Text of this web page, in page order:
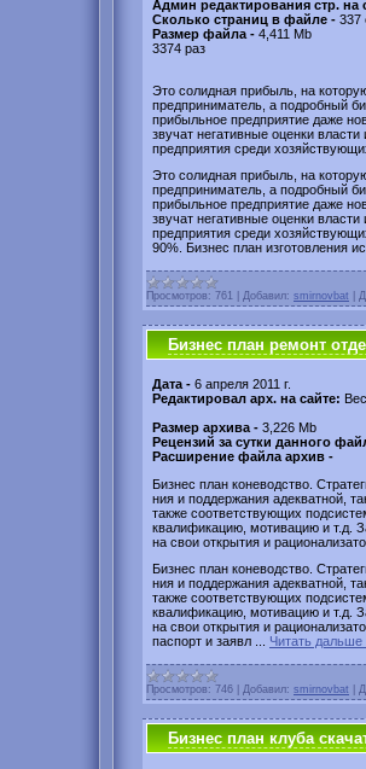
Админ редактирования стр. на
Сколько страниц в файле - 337
Размер файла - 4,411 Mb
3374 раз
Это солидная прибыль, на
предприниматель, а подробный
прибыльное предприятие даже
звучат негативные оценки
предприятия среди
Это солидная прибыль, на
предприниматель, а подробный
прибыльное предприятие даже
звучат негативные оценки
предприятия среди
90%. Бизнес план изготовления
Просмотров: 761 Добавил: smirnovbat
Бизнес план ремонт
Дата - 6 апреля 2011 г.
Редактировал арх. на сайте:
Размер архива - 3,226 Mb
Рецензий за сутки данного
Расширение файла архив -
Бизнес план коневодство.
ния и поддержания адекватной,
также соответствующих
квалифика­цию, мотивацию и т.д.
на свои открытия и
Бизнес план коневодство.
ния и поддержания адекватной,
также соответствующих
квалифика­цию, мотивацию и т.д.
на свои открытия и
паспорт и заявл
Читать дальше
Просмотров: 746 Добавил: smirnovbat
Бизнес план клуба